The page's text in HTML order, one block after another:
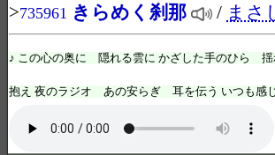
>735961 きらめく刹那 / まさ
♪ この心の奥に 隠れる雲に かざした手のひら
抱え 夜のラジオ あの安らぎ 耳を伝う いつも感